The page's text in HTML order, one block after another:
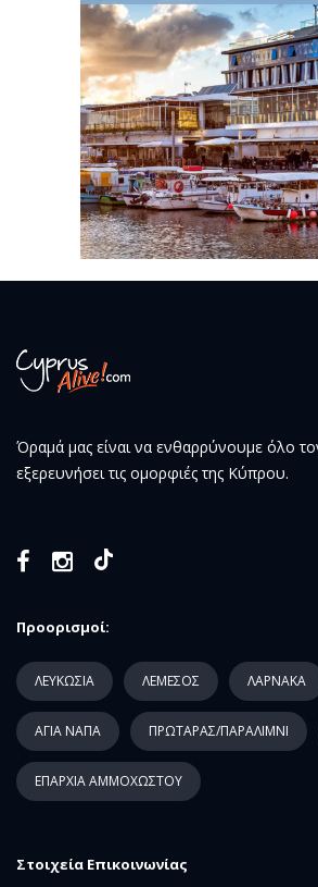
Όραμά μας είναι να ενθαρρύνουμε όλο
εξερευνήσει τις ομορφιές της Κύπρου.
Προορισμοί:
ΛΕΥΚΩΣΙΑ ΛΕΜΕΣΟΣ ΛΑΡΝΑΚΑ
ΑΓΙΑ ΝΑΠΑ ΠΡΩΤΑΡΑΣ/ΠΑΡΑΛΙΜΝΙ
ΕΠΑΡΧΙΑ ΑΜΜΟΧΩΣΤΟΥ
Στοιχεία Επικοινωνίας